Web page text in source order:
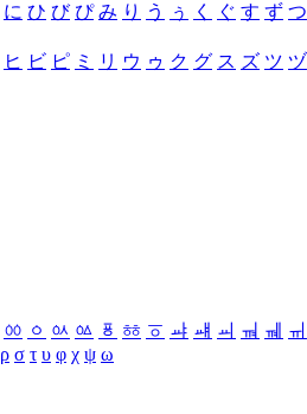
に ひ び ぴ み り う ぅ く ぐ す ず つ
ヒ ビ ピ ミ リ ウ ゥ ク グ ス ズ ツ ヅ
ㆀ ㆁ ㆂ ㆃ ㆄ ㆅ ㆆ ㆇ ㆈ ㆉ ㆊ ㆋ ㆌ
ρ σ τ υ φ χ ψ ω